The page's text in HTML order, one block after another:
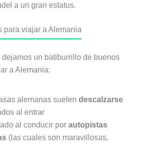
a un gran estatus.
para viajar a Alemania
dejamos un batiburrillo de buenos
a Alemania:
alemanas suelen descalzarse
al entrar
al conducir por autopistas
(las cuales son maravillosas,